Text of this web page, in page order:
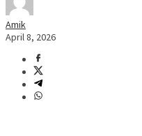
Amik
April 8, 2026